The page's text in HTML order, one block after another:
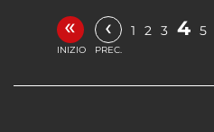
«
INIZIO
‹
PREC.
1 2 3 4 5